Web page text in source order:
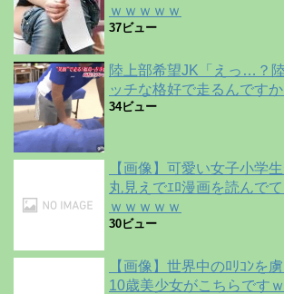
ｗｗｗｗｗ
37ビュー
陸上部希望JK「えっ…？
ッチな格好で走るんです
34ビュー
【画像】可愛い女子小学
丸見えでｴﾛ漫画を読んで
ｗｗｗｗｗ
30ビュー
【画像】世界中のﾛﾘｺﾝを
10歳美少女がこちらです